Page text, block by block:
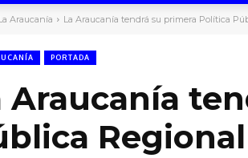
Araucanía La Araucanía tendrá su primera Política
PORTADA
Araucanía